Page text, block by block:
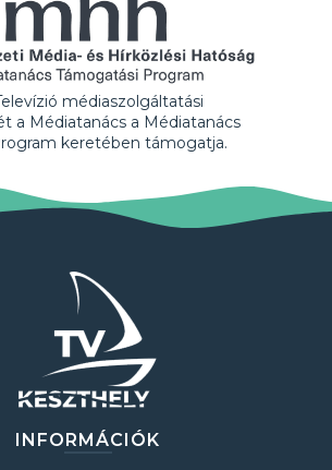
médiaszolgáltatási
a Médiatanács a Médiatanács
keretében támogatja.
INFORMÁCIÓK